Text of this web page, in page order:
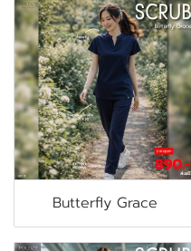
Butterfly Grace